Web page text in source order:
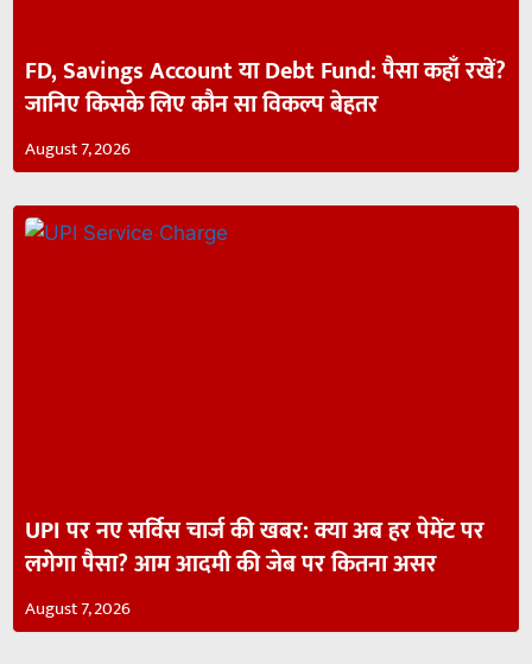
FD, Savings Account या Debt Fund: पैसा कहाँ रखें?
जानिए किसके लिए कौन सा विकल्प बेहतर
August 7, 2026
UPI पर नए सर्विस चार्ज की खबर: क्या अब हर पेमेंट पर
लगेगा पैसा? आम आदमी की जेब पर कितना असर
August 7, 2026